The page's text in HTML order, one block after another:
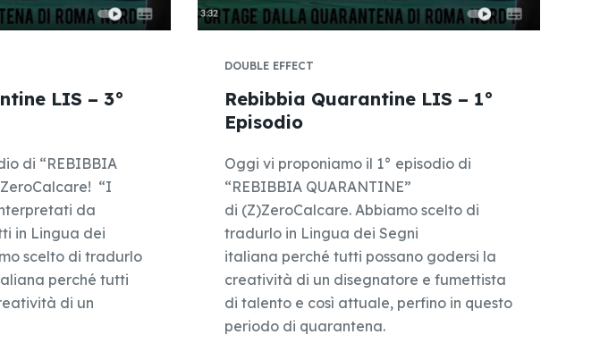
LIS – 3°
di “REBIBBIA
“I
da
in Lingua dei
scelto di tradurlo
perché tutti
di un
DOUBLE EFFECT
Rebibbia Quarantine LIS – 1°
Episodio
Oggi vi proponiamo il 1° episodio di
“REBIBBIA QUARANTINE”
di (Z)ZeroCalcare. Abbiamo scelto di
tradurlo in Lingua dei Segni
italiana perché tutti possano godersi la
creatività di un disegnatore e fumettista
di talento e così attuale, perfino in questo
periodo di quarantena.